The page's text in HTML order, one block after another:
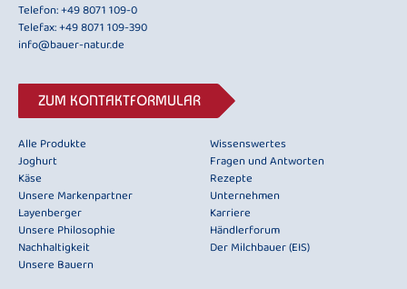
Telefon:+49 8071 109-0
Telefax: +49 8071 109-390
info@bauer-natur.de
ZUM KONTAKTFORMULAR
Alle Produkte
Joghurt
Käse
Unsere Markenpartner
Layenberger
Unsere Philosophie
Nachhaltigkeit
Unsere Bauern
Wissenswertes
Fragen und Antworten
Rezepte
Unternehmen
Karriere
Händlerforum
Der Milchbauer (EIS)